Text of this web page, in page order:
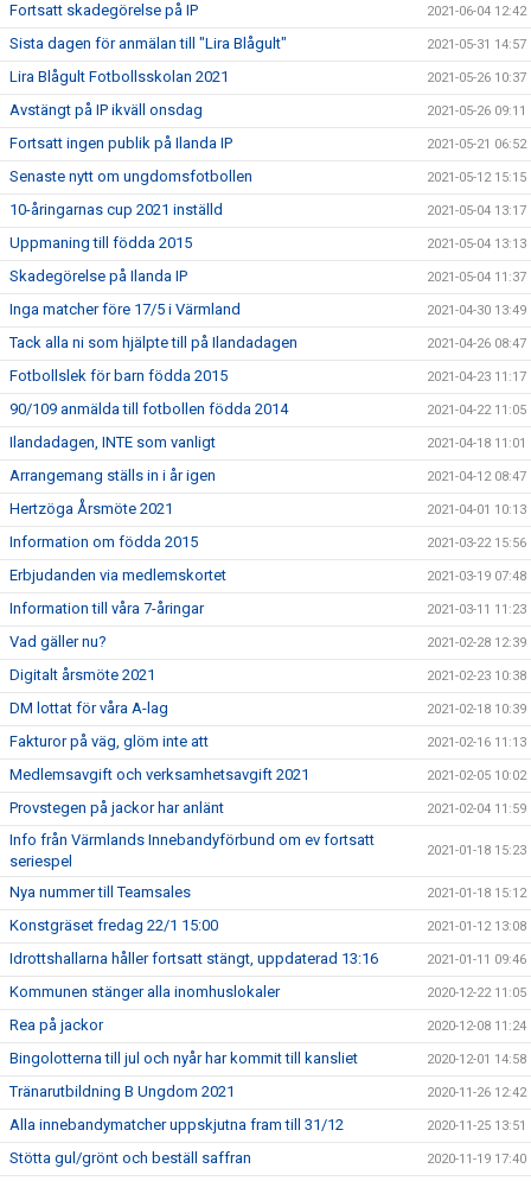
Fortsatt skadegörelse på IP 2021-06-04 12:42
Sista dagen för anmälan till "Lira Blågult" 2021-05-31 14:57
Lira Blågult Fotbollsskolan 2021 2021-05-26 10:37
Avstängt på IP ikväll onsdag 2021-05-26 09:11
Fortsatt ingen publik på Ilanda IP 2021-05-21 06:52
Senaste nytt om ungdomsfotbollen 2021-05-12 15:15
10-åringarnas cup 2021 inställd 2021-05-04 13:17
Uppmaning till födda 2015 2021-05-04 13:13
Skadegörelse på Ilanda IP 2021-05-04 11:37
Inga matcher före 17/5 i Värmland 2021-04-30 13:49
Tack alla ni som hjälpte till på Ilandadagen 2021-04-26 08:47
Fotbollslek för barn födda 2015 2021-04-23 11:17
90/109 anmälda till fotbollen födda 2014 2021-04-22 11:05
Ilandadagen, INTE som vanligt 2021-04-18 11:01
Arrangemang ställs in i år igen 2021-04-12 08:47
Hertzöga Årsmöte 2021 2021-04-01 10:13
Information om födda 2015 2021-03-22 15:56
Erbjudanden via medlemskortet 2021-03-19 07:48
Information till våra 7-åringar 2021-03-11 11:23
Vad gäller nu? 2021-02-28 12:39
Digitalt årsmöte 2021 2021-02-23 10:38
DM lottat för våra A-lag 2021-02-18 10:39
Fakturor på väg, glöm inte att 2021-02-16 11:13
Medlemsavgift och verksamhetsavgift 2021 2021-02-05 10:02
Provstegen på jackor har anlänt 2021-02-04 11:59
Info från Värmlands Innebandyförbund om ev fortsatt
seriespel
2021-01-18 15:23
Nya nummer till Teamsales 2021-01-18 15:12
Konstgräset fredag 22/1 15:00 2021-01-12 13:08
Idrottshallarna håller fortsatt stängt, uppdaterad 13:16 2021-01-11 09:46
Kommunen stänger alla inomhuslokaler 2020-12-22 11:05
Rea på jackor 2020-12-08 11:24
Bingolotterna till jul och nyår har kommit till kansliet 2020-12-01 14:58
Tränarutbildning B Ungdom 2021 2020-11-26 12:42
Alla innebandymatcher uppskjutna fram till 31/12 2020-11-25 13:51
Stötta gul/grönt och beställ saffran 2020-11-19 17:40